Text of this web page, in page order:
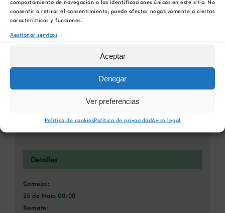
comportamiento de navegación o las identificaciones únicas en este sitio. No
consentir o retirar el consentimiento, puede afectar negativamente a ciertas
características y funciones.
Xestionar servizos
Aceptar
Denegar
Ver preferencias
Política de cookiesPolítica de privacidadAviso legal
Xing Email
xestión de servizos de tecnoloxías da
información segundo ISO 20000
de Enerxía
Detalles
Comezo:
25 de Maio 00:00
Remate: